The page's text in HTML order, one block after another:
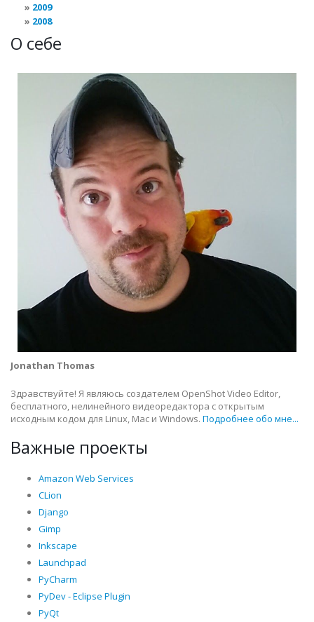
2009
2008
О себе
Jonathan Thomas
Здравствуйте! Я являюсь создателем OpenShot Video Editor,
бесплатного, нелинейного видеоредактора с открытым
исходным кодом для Linux, Mac и Windows. Подробнее обо мне...
Важные проекты
Amazon Web Services
CLion
Django
Gimp
Inkscape
Launchpad
PyCharm
PyDev - Eclipse Plugin
PyQt